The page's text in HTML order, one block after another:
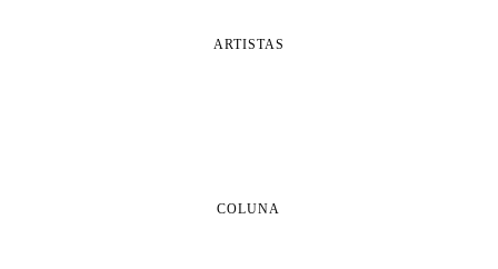
ARTISTAS
COLUNA